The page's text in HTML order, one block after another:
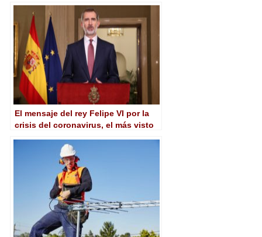
El mensaje del rey Felipe VI por la
crisis del coronavirus, el más visto